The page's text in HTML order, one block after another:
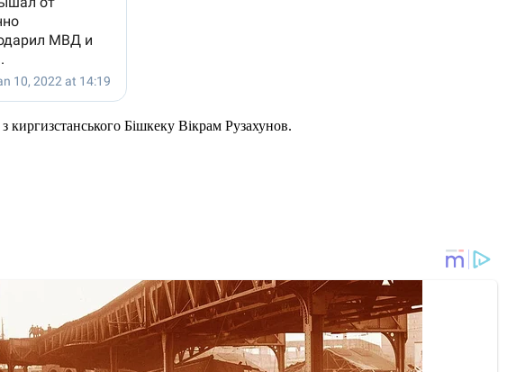
з киргизстанського Бішкеку Вікрам Рузахунов.